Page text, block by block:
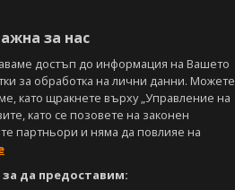
за нас
достъп до информация на Вашето
за обработка на лични данни. Можете
като щракнете върху „Управление на
като се позовете на законен
партньори и няма да повлияе на
да предоставим: